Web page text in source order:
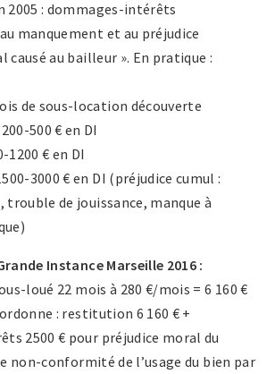
2005 : dommages-intérêts
manquement et au préjudice
au bailleur ». En pratique :
de sous-location découverte
500 € en DI
1200 € en DI
3000 € en DI (préjudice cumul :
trouble de jouissance, manque à
Instance Marseille 2016 :
loué 22 mois à 280 €/mois = 6 160 €
: restitution 6 160 € +
2500 € pour préjudice moral du
non-conformité de l’usage du bien par